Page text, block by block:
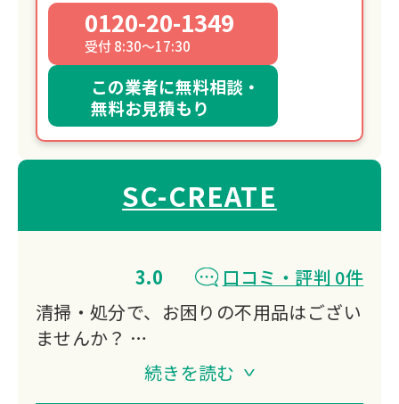
0120-20-1349
受付 8:30～17:30
この業者に無料相談・
無料お見積もり
SC-CREATE
3.0
口コミ・評判 0件
清掃・処分で、お困りの不用品はござい
ませんか？
遺品整理の回収隊は、プロの遺品整理業
者としてどんな物でも格安で対応いたし
続きを読む